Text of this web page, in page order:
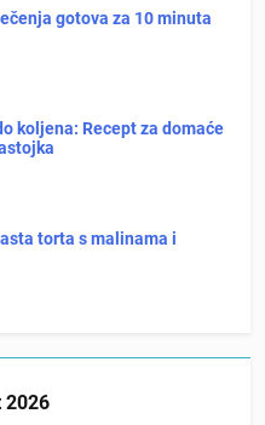
gotova za 10 minuta
koljena: Recept za domaće
torta s malinama i
2026